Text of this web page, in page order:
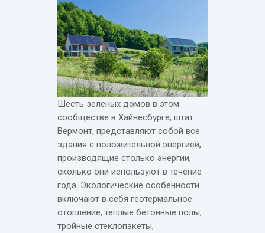
Шесть зеленых домов в этом
сообществе в Хайнесбурге, штат
Вермонт, представляют собой все
здания с положительной энергией,
производящие столько энергии,
сколько они используют в течение
года. Экологические особенности
включают в себя геотермальное
отопление, теплые бетонные полы,
тройные стеклопакеты,